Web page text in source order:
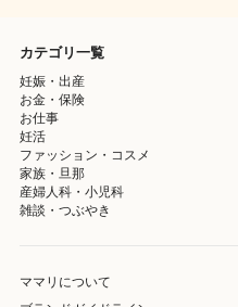
カテゴリ一覧
妊娠・出産
お金・保険
お仕事
妊活
ファッション・コスメ
家族・旦那
産婦人科・小児科
雑談・つぶやき
ママリについて